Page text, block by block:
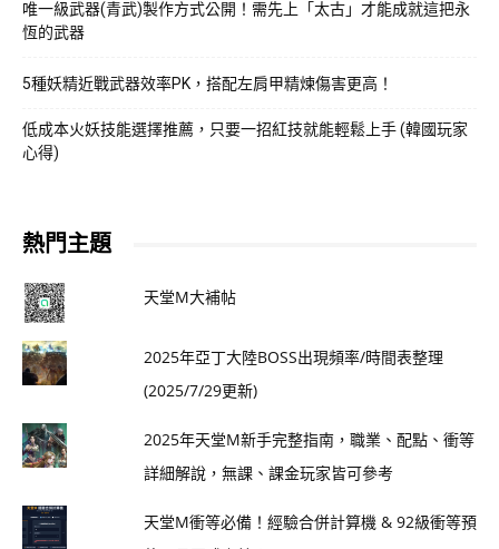
唯一級武器(青武)製作方式公開！需先上「太古」才能成就這把永
恆的武器
5種妖精近戰武器效率PK，搭配左肩甲精煉傷害更高！
低成本火妖技能選擇推薦，只要一招紅技就能輕鬆上手 (韓國玩家
心得)
熱門主題
天堂M大補帖
2025年亞丁大陸BOSS出現頻率/時間表整理
(2025/7/29更新)
2025年天堂M新手完整指南，職業、配點、衝等
詳細解說，無課、課金玩家皆可參考
天堂M衝等必備！經驗合併計算機 & 92級衝等預